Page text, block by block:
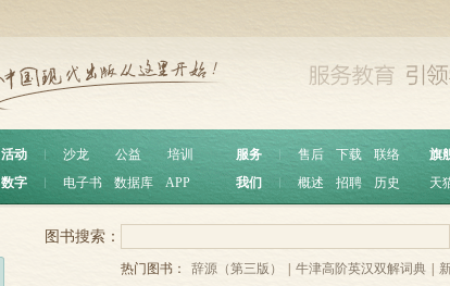
活动 沙龙 公益
培训
数字
电子书 数据库 APP
服务 ︱ 售后 下载
联络
我们
概述 招聘 历史
旗
天
图书搜索：
热门图书： 辞源（第三版） 牛津高阶英汉双解词典